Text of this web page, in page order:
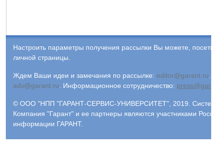
Настроить параметры получения рассылки Вы можете,
личной страницы.
Ждем Ваши идеи и замечания по рассылке: editor@garant.ru
adv@garant.ru
Информационное сотрудничество:
© ООО "НПП "ГАРАНТ-СЕРВИС-УНИВЕРСИТЕТ", 2019. Система
Компания "Гарант" и ее партнеры являются участниками
информации ГАРАНТ.